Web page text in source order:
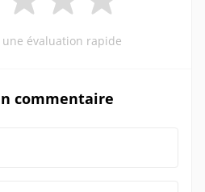
évaluation rapide
commentaire